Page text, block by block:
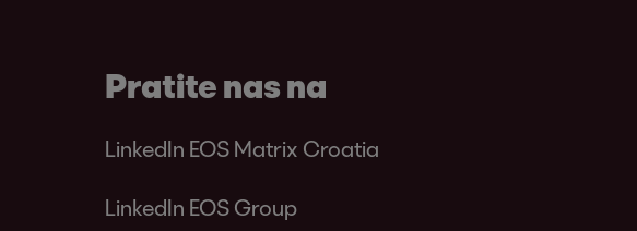
Pratite nas na
LinkedIn EOS Matrix Croatia
LinkedIn EOS Group